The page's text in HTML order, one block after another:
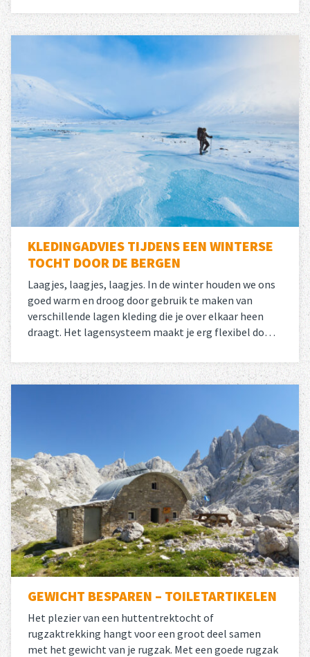
KLEDINGADVIES TIJDENS EEN WINTERSE
TOCHT DOOR DE BERGEN
Laagjes, laagjes, laagjes. In de winter houden we ons
goed warm en droog door gebruik te maken van
verschillende lagen kleding die je over elkaar heen
draagt. Het lagensysteem maakt je erg flexibel do…
over
GEWICHT BESPAREN – TOILETARTIKELEN
Het plezier van een huttentrektocht of
rugzaktrekking hangt voor een groot deel samen
met het gewicht van je rugzak. Met een goede rugzak